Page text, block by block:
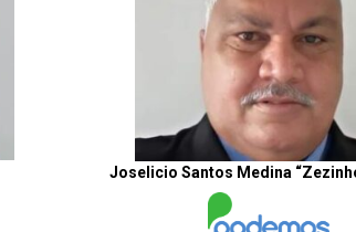
Joselicio Santos Medina